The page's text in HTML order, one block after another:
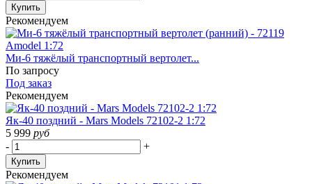
Купить
Рекомендуем
Ми-6 тяжёлый транспортный вертолет...
По запросу
Под заказ
Рекомендуем
Як-40 поздний - Mars Models 72102-2 1:72
5 999 руб
-
+
Купить
Рекомендуем